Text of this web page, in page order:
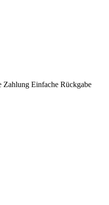
Zahlung Einfache Rückgabe